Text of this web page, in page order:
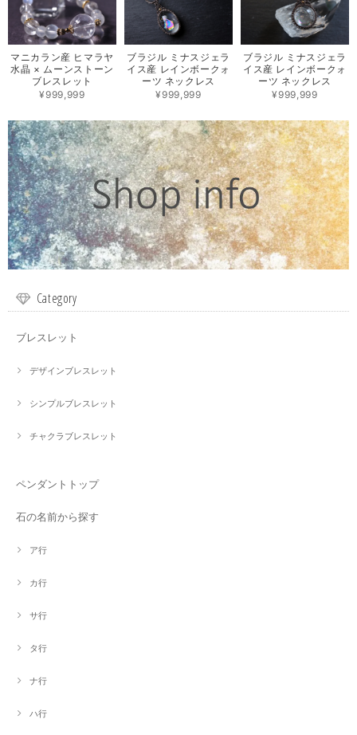
マニカラン産 ヒマラヤ
水晶 × ムーンストーン
ブレスレット
¥999,999
ブラジル ミナスジェラ
イス産 レインボークォ
ーツ ネックレス
¥999,999
ブラジル ミナスジェラ
イス産 レインボークォ
ーツ ネックレス
¥999,999
Category
ブレスレット
デザインブレスレット
シンプルブレスレット
チャクラブレスレット
ペンダントトップ
石の名前から探す
ア行
カ行
サ行
タ行
ナ行
ハ行